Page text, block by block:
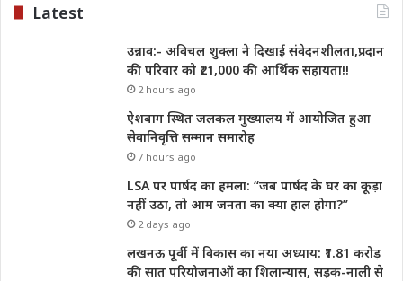
Latest
उन्नाव:- अविचल शुक्ला ने दिखाई संवेदनशीलता,प्रदान
की परिवार को ₹21,000 की आर्थिक सहायता!!
2 hours ago
ऐशबाग स्थित जलकल मुख्यालय में आयोजित हुआ
सेवानिवृत्ति सम्मान समारोह
7 hours ago
LSA पर पार्षद का हमला: “जब पार्षद के घर का कूड़ा
नहीं उठा, तो आम जनता का क्या हाल होगा?”
2 days ago
लखनऊ पूर्वी में विकास का नया अध्याय: ₹1.81 करोड़
की सात परियोजनाओं का शिलान्यास, सड़क-नाली से